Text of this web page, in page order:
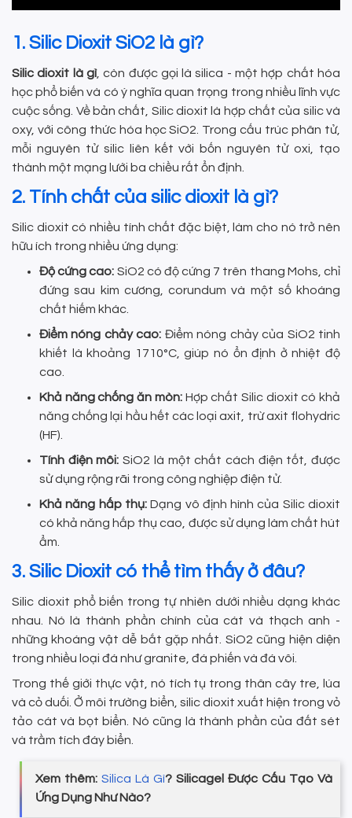
1. Silic Dioxit SiO2 là gì?
Silic dioxit là gì, còn được gọi là silica - một hợp chất hóa
học phổ biến và có ý nghĩa quan trọng trong nhiều lĩnh vực
cuộc sống. Về bản chất, Silic dioxit là hợp chất của silic và
oxy, với công thức hóa học SiO2. Trong cấu trúc phân tử,
mỗi nguyên tử silic liên kết với bốn nguyên tử oxi, tạo
thành một mạng lưới ba chiều rất ổn định.
2. Tính chất của silic dioxit là gì?
Silic dioxit có nhiều tính chất đặc biệt, làm cho nó trở nên
hữu ích trong nhiều ứng dụng:
Độ cứng cao: SiO2 có độ cứng 7 trên thang Mohs, chỉ
đứng sau kim cương, corundum và một số khoáng
chất hiếm khác.
Điểm nóng chảy cao: Điểm nóng chảy của SiO2 tinh
khiết là khoảng 1710°C, giúp nó ổn định ở nhiệt độ
cao.
Khả năng chống ăn mòn: Hợp chất Silic dioxit có khả
năng chống lại hầu hết các loại axit, trừ axit flohydric
(HF).
Tính điện môi:SiO2 là một chất cách điện tốt, được
sử dụng rộng rãi trong công nghiệp điện tử.
Khả năng hấp thụ:Dạng vô định hình của Silic dioxit
có khả năng hấp thụ cao, được sử dụng làm chất hút
ẩm.
3. Silic Dioxit có thể tìm thấy ở đâu?
Silic dioxit phổ biến trong tự nhiên dưới nhiều dạng khác
nhau. Nó là thành phần chính của cát và thạch anh -
những khoáng vật dễ bắt gặp nhất. SiO2 cũng hiện diện
trong nhiều loại đá như granite, đá phiến và đá vôi.
Trong thế giới thực vật, nó tích tụ trong thân cây tre, lúa
và cỏ duối. Ở môi trường biển, silic dioxit xuất hiện trong vỏ
tảo cát và bọt biển. Nó cũng là thành phần của đất sét
và trầm tích đáy biển.
Xem thêm: Silica Là Gì? Silicagel Được Cấu Tạo Và
Ứng Dụng Như Nào?